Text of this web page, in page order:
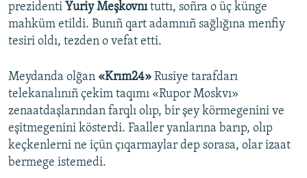
prezidenti Yuriy Meşkovnıtuttı, soñra o üç künge
mahküm etildi. Bunıñ qart adamnıñ sağlığına menfiy
tesiri oldı, tezden o vefat etti.
Meydanda olğan «Krım24» Rusiye tarafdarı
telekanalınıñ çekim taqımı «Rupor Moskvı»
zenaatdaşlarından farqlı olıp, bir şey körmegenini ve
eşitmegenini kösterdi. Faaller yanlarına barıp, olıp
keçkenlerni ne içün çıqarmaylar dep sorasa, olar izaat
bermege istemedi.